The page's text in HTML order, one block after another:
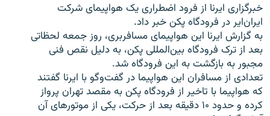
گزارش‌های ویدئویی
English
به ما بپیوندید
خبرگزاری ايرنا از فرود اضطراری يک هواپيمای شرکت
ايران‌اير در فرودگاه پکن خبر داد.
به گزارش ايرنا اين هواپيمای مسافربری، روز جمعه لحظاتی
بعد از ترک فرودگاه بين‌المللی پکن، به دليل نقص فنی
مجبور به بازگشت به اين فرودگاه شد.
تعدادی از مسافران اين هواپيما در گفت‌وگو با ايرنا گفتند
که هواپيما با تاخير از فرودگاه پکن به مقصد تهران پرواز
کرده و حدود ۱۰ دقيقه بعد از حرکت، يکی از موتورهای آن